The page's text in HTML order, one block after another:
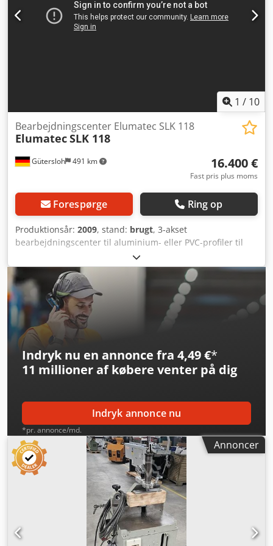
1 / 10
Gütersloh 491 km
Bearbejdningscenter Elumatec SLK 118
ElumatecSLK 118
16.400 €
Fast pris plus moms
Forespørge Ring op
Produktionsår: 2009, stand: brugt, 3-akset
bearbejdningscenter til aluminium- eller PVC-profiler til
bearbejdning fra oven Chjdpfxjzrhd Es Ahasa Maks.
bevægelsesområde X-akse: 2.450 mm Maks.
bevægelsesområde Y-akse: 350 mm Maks.
bevægelsesområde Z-akse: 280 mm Windows-styring med
2 USB-porte, omdrejningstal op til 18.000 o/min., minimalt
smøresystem, 4 pneumatiske materialespændere,
lysbarriere.
Indryk nu en annonce fra 4,49 €*
11 millioner af købere venter på dig
Indryk annonce nu
*pr. annonce/md.
Annoncer